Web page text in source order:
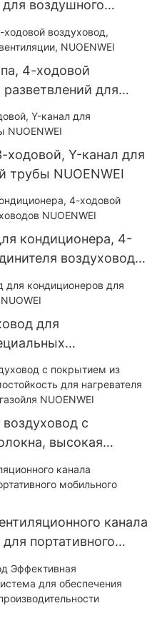
воздушного
4-ходовой
для
Y-канал для
трубы NUOENWEI
кондиционера, 4-
воздуховодов
для
с
высокая
воздуха
NUOENWEI
канала
портативного
NUOENWEI